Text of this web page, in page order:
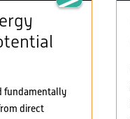
fundamentally
direct